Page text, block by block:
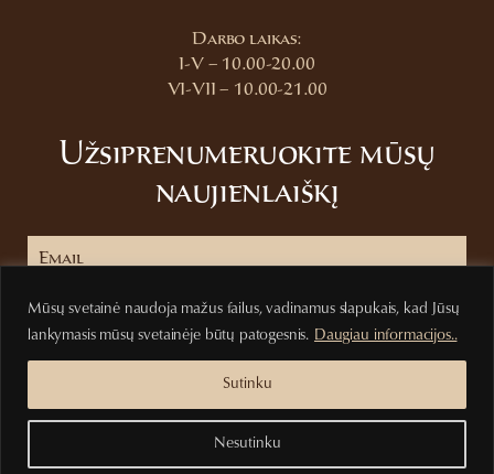
Mūsų svetainė naudoja mažus failus, vadinamus slapukais, kad Jūsų
lankymasis mūsų svetainėje būtų patogesnis. Daugiau informacijos..
Nesutinku
Sutinku
Darbo laikas:
I-V – 10.00-20.00
VI-VII – 10.00-21.00
Užsiprenumeruokite mūsų
naujienlaiškį
Prenumeruoti
Pirkimo sąlygos